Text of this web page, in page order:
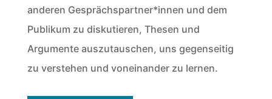
anderen Gesprächspartner*innen und dem
Publikum zu diskutieren, Thesen und
Argumente auszutauschen, uns gegenseitig
zu verstehen und voneinander zu lernen.